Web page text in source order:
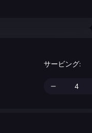
サービング: